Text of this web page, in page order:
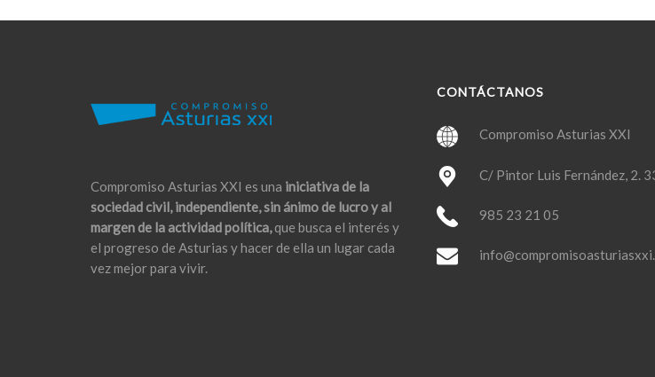
Compromiso Asturias XXI es una iniciativa de la
sociedad civil, independiente, sin ánimo de lucro y al
margen de la actividad política,que busca el interés y
el progreso de Asturias y hacer de ella un lugar cada
vez mejor para vivir.
CONTÁCTANOS
Compromiso Asturias XXI
C/ Pintor Luis Fernández, 2.
985 23 21 05